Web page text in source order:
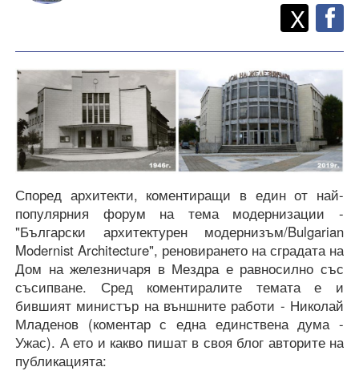
Споделете
X
Според архитекти, коментиращи в един от най-
популярния форум на тема модернизации -
"Български архитектурен модернизъм/Bulgarian
Modernist Architecture", реновирането на сградата на
Дом на железничаря в Мездра е равносилно със
съсипване. Сред коментиралите темата е и
бившият министър на външните работи - Николай
Младенов (коментар с една единствена дума -
Ужас). А ето и какво пишат в своя блог авторите на
публикацията: